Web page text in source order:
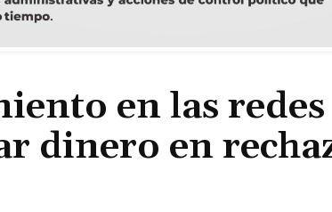
en las
dinero en